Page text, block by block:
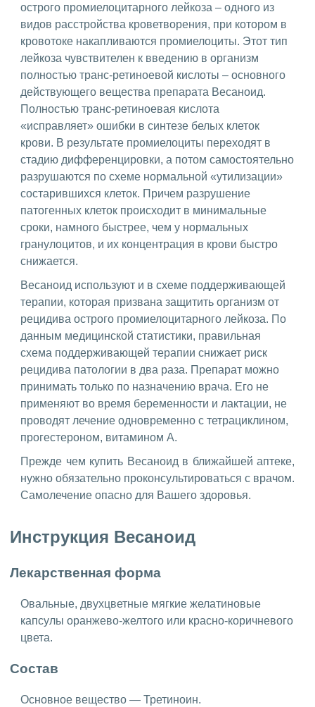
острого промиелоцитарного лейкоза – одного из
видов расстройства кроветворения, при котором в
кровотоке накапливаются промиелоциты. Этот тип
лейкоза чувствителен к введению в организм
полностью транс-ретиноевой кислоты – основного
действующего вещества препарата Весаноид.
Полностью транс-ретиноевая кислота
«исправляет» ошибки в синтезе белых клеток
крови. В результате промиелоциты переходят в
стадию дифференцировки, а потом самостоятельно
разрушаются по схеме нормальной «утилизации»
состарившихся клеток. Причем разрушение
патогенных клеток происходит в минимальные
сроки, намного быстрее, чем у нормальных
гранулоцитов, и их концентрация в крови быстро
снижается.
Весаноид используют и в схеме поддерживающей
терапии, которая призвана защитить организм от
рецидива острого промиелоцитарного лейкоза. По
данным медицинской статистики, правильная
схема поддерживающей терапии снижает риск
рецидива патологии в два раза. Препарат можно
принимать только по назначению врача. Его не
применяют во время беременности и лактации, не
проводят лечение одновременно с тетрациклином,
прогестероном, витамином А.
Прежде чем купить Весаноид в ближайшей аптеке,
нужно обязательно проконсультироваться с врачом.
Самолечение опасно для Вашего здоровья.
Инструкция Весаноид
Лекарственная форма
Овальные, двухцветные мягкие желатиновые
капсулы оранжево-желтого или красно-коричневого
цвета.
Состав
Основное вещество — Третиноин.